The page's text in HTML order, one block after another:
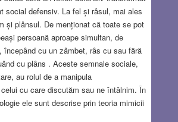
social defensiv. La fel și râsul, mai ales
și plânsul. De menționat că toate se pot
persoană aproape simultan, de
începând cu un zâmbet, râs cu sau fără
cu plâns . Aceste semnale sociale,
au rolul de a manipula
cu care discutăm sau ne întâlnim. În
ele sunt descrise prin teoria mimicii